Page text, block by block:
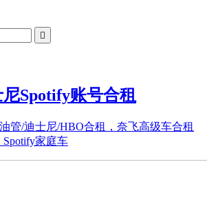

Spotify账号合租
管/迪士尼/HBO合租，奈飞高级车合租
家庭车